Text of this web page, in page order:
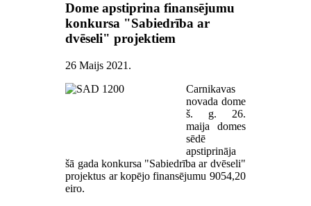
Dome apstiprina finansējumu
konkursa "Sabiedrība ar
dvēseli" projektiem
26 Maijs 2021 .
Carnikavas
novada dome
š. g. 26.
maija domes
sēdē
apstiprināja
šā gada konkursa "Sabiedrība ar dvēseli"
projektus ar kopējo finansējumu 9054,20
eiro.